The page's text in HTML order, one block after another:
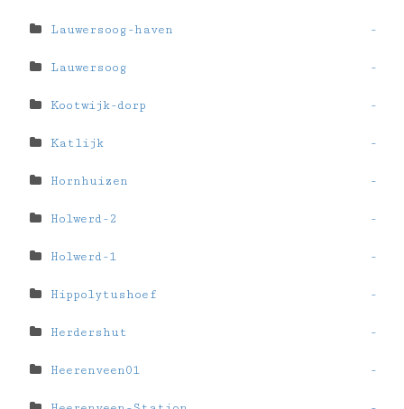
Lauwersoog-haven -
Lauwersoog -
Kootwijk-dorp -
Katlijk -
Hornhuizen -
Holwerd-2 -
Holwerd-1 -
Hippolytushoef -
Herdershut -
Heerenveen01 -